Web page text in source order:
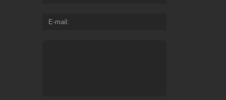
E-mail